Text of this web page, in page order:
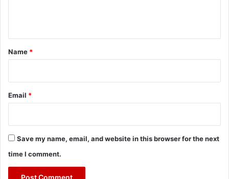
*
Name *
Email *
Save my name, email, and website in this browser for the next
time I comment.